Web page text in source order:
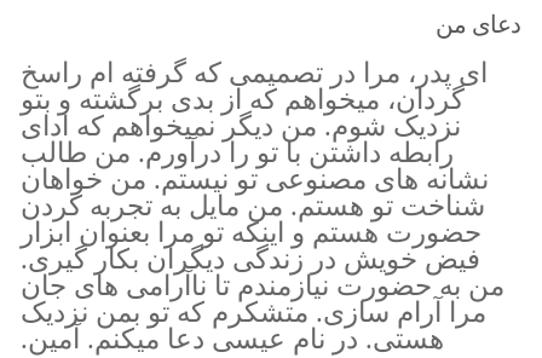
دعای من
ای پدر، مرا در تصمیمی که گرفته ام راسخ
گردان، میخواهم که از بدی برگشته و بتو
نزدیک شوم. من دیگر نمیخواهم که ادای
رابطه داشتن با تو را درآورم. من طالب
نشانه های مصنوعی تو نیستم. من خواهان
شناخت تو هستم. من مایل به تجربه کردن
حضورت هستم و اینکه تو مرا بعنوان ابزار
فیض خویش در زندگی دیگران بکار گیری.
من به حضورت نیازمندم تا ناآرامی های جان
مرا آرام سازی. متشکرم که تو بمن نزدیک
هستی. در نام عیسی دعا میکنم. آمین.